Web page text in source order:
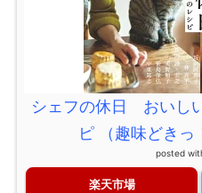
シェフの休日 おいし
ピ （趣味どき
posted
楽天市場